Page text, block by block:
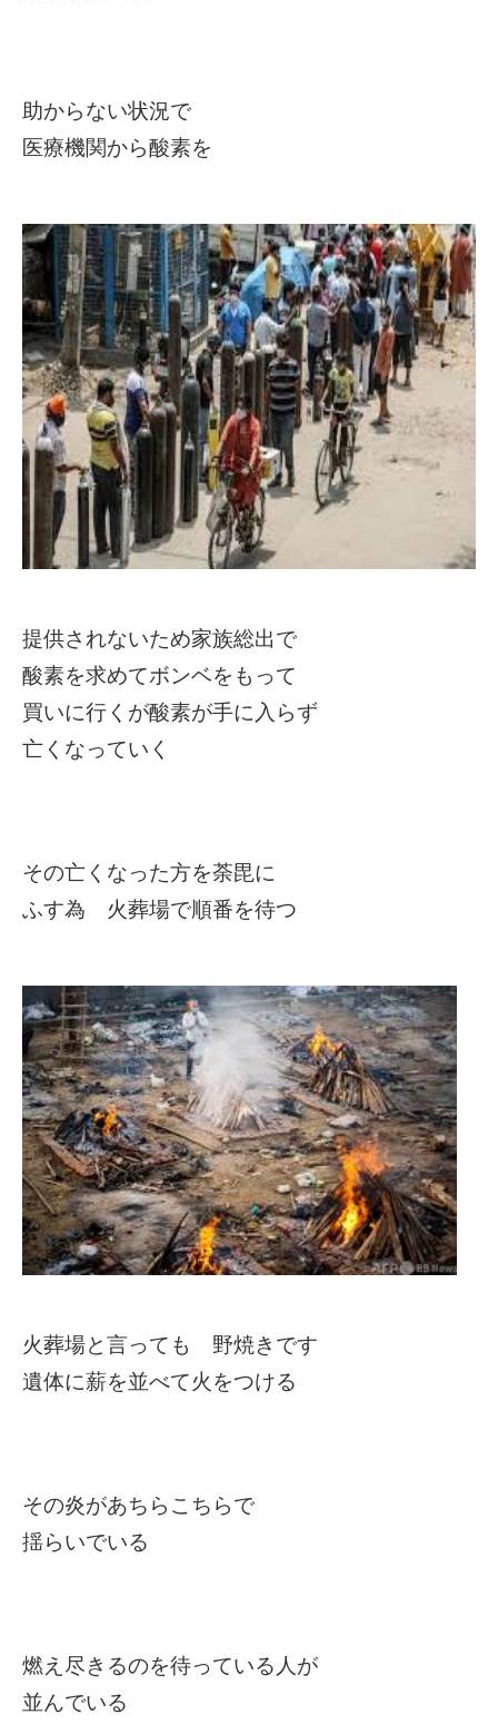
助からない状況で
医療機関から酸素を
提供されないため家族総出で
酸素を求めてボンベをもって
買いに行くが酸素が手に入らず
亡くなっていく
その亡くなった方を荼毘に
ふす為 火葬場で順番を待つ
火葬場と言っても 野焼きです
遺体に薪を並べて火をつける
その炎があちらこちらで
揺らいでいる
燃え尽きるのを待っている人が
並んでいる